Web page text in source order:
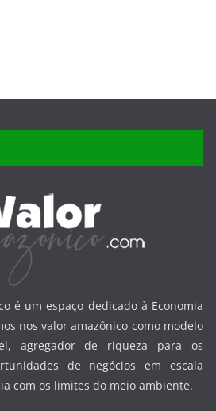
é um espaço dedicado à Economia
nos valor amazônico como modelo
agregador de riqueza para os
de negócios em escala
com os limites do meio ambiente.